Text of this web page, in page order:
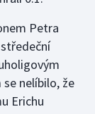
Petra
nelíbilo, že
Erichu